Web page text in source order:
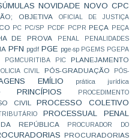
NOVIDADE NOVO CPC
OBJETIVA OFICIAL DE JUSTIÇA
PC PC/SP PCDF PCPR PEÇA
PEÇA
DE PROVA PENAL PENALIDADES
PFN pgdf PGE pge-sp PGEMS PGEPA
PGMCURITIBA PIC PLANEJAMENTO
CIVIL PÓS-GRADUAÇÃO
PÓS-
EMÍLIO prática jurídica
PRINCÍPIOS
PROCEDIMENTO
CIVIL
PROCESSO COLETIVO
PROCESSUAL PENAL
REPÚBLICA
PROCURADOR DO
PROCURADORIAS